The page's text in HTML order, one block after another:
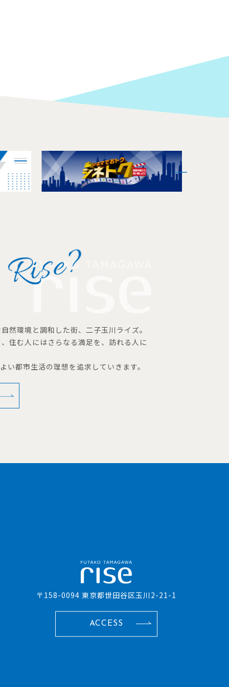
然環境と調和した街、二子玉川ライズ。
住む人にはさらなる満足を、訪れる人に
い都市生活の理想を追求していきます。
〒158-0094 東京都世田谷区玉川2-21-1
ACCESS